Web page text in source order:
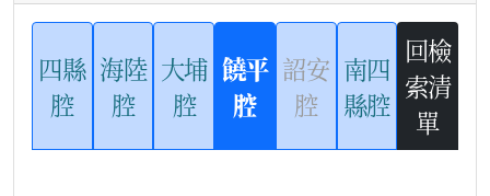
四縣
腔
海陸
腔
大埔
腔
饒平
腔
詔安
腔
南四
縣腔
回檢
索清
單